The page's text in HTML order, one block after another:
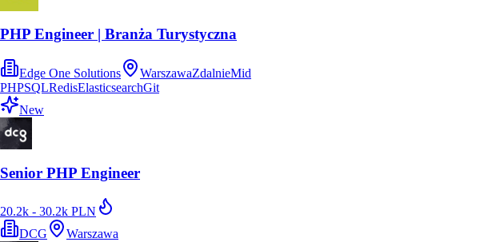
PHP Engineer | Branża Turystyczna
Edge One Solutions WarszawaZdalnieMid
PHPSQLRedisElasticsearchGit
New
Senior PHP Engineer
20.2k - 30.2k PLN
DCG
Warszawa